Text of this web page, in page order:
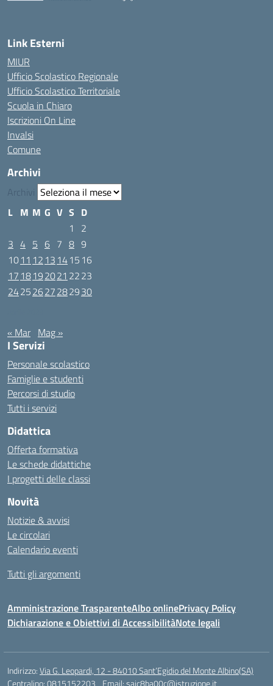
Link Esterni
MIUR
Ufficio Scolastico Regionale
Ufficio Scolastico Territoriale
Scuola in Chiaro
Iscrizioni On Line
Invalsi
Comune
Archivi
Archivi
L M M G V S D
1
2
3 4 5 6 7 8 9
1011 12 13 1415 16
17 18192021 2223
24252627282930
« Mar Mag »
I Servizi
Personale scolastico
Famiglie e studenti
Percorsi di studio
Tutti i servizi
Didattica
Offerta formativa
Le schede didattiche
I progetti delle classi
Novità
Notizie & avvisi
Le circolari
Calendario eventi
Tutti gli argomenti
Amministrazione TrasparenteAlbo onlinePrivacy Policy
Dichiarazione e Obiettivi di AccessibilitàNote legali
Indirizzo:Via G. Leopardi, 12 - 84010 Sant’Egidio del Monte Albino(SA)
Centralino:0815152203 Email:saic8ba00c@istruzione.it